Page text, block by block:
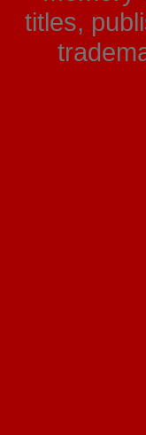
titles,